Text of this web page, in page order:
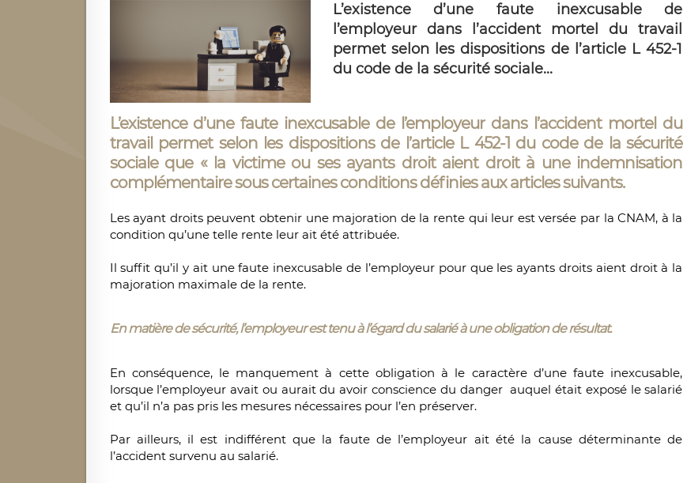
L’existence d’une faute inexcusable de
l’employeur dans l’accident mortel du travail
permet selon les dispositions de l’article L 452-1
du code de la sécurité sociale...
L’existence d’une faute inexcusable de l’employeur dans l’accident mortel du
travail permet selon les dispositions de l’article L 452-1 du code de la sécurité
sociale que « la victime ou ses ayants droit aient droit à une indemnisation
complémentaire sous certaines conditions définies aux articles suivants.
Les ayant droits peuvent obtenir une majoration de la rente qui leur est versée par la CNAM, à la
condition qu’une telle rente leur ait été attribuée.
Il suffit qu’il y ait une faute inexcusable de l’employeur pour que les ayants droits aient droit à la
majoration maximale de la rente.
En matière de sécurité, l’employeur est tenu à l’égard du salarié à une obligation de résultat.
En conséquence, le manquement à cette obligation à le caractère d’une faute inexcusable,
lorsque l’employeur avait ou aurait du avoir conscience du danger auquel était exposé le salarié
et qu’il n’a pas pris les mesures nécessaires pour l’en préserver.
Par ailleurs, il est indifférent que la faute de l’employeur ait été la cause déterminante de
l’accident survenu au salarié.